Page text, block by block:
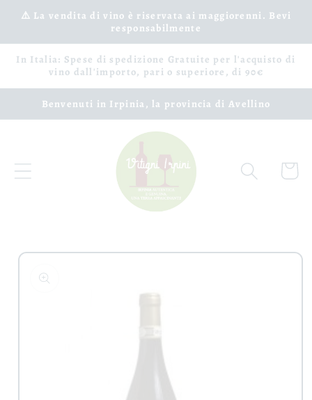
Vai
direttamente
⚠️ La vendita di vino è riservata ai maggiorenni. Bevi
responsabilmente
In Italia: Spese di spedizione Gratuite per l'acquisto di
vino dall'importo, pari o superiore, di 90€
Benvenuti in Irpinia, la provincia di Avellino
Carrello
Passa alle
informazioni
sul prodotto